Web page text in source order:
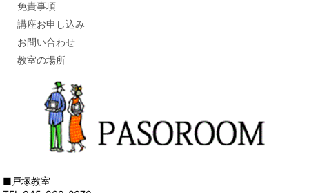
免責事項
講座お申し込み
お問い合わせ
教室の場所
■戸塚教室